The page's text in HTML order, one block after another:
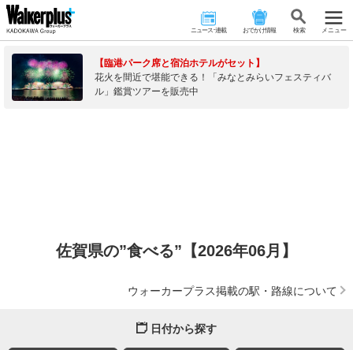
ニュース･連載 おでかけ情報 検 索 メニュー
【臨港パーク席と宿泊ホテルがセット】
花火を間近で堪能できる！「みなとみらいフェスティバ
ル」鑑賞ツアーを販売中
佐賀県の”食べる”【2026年06月】
ウォーカープラス掲載の駅・路線について
日付から探す